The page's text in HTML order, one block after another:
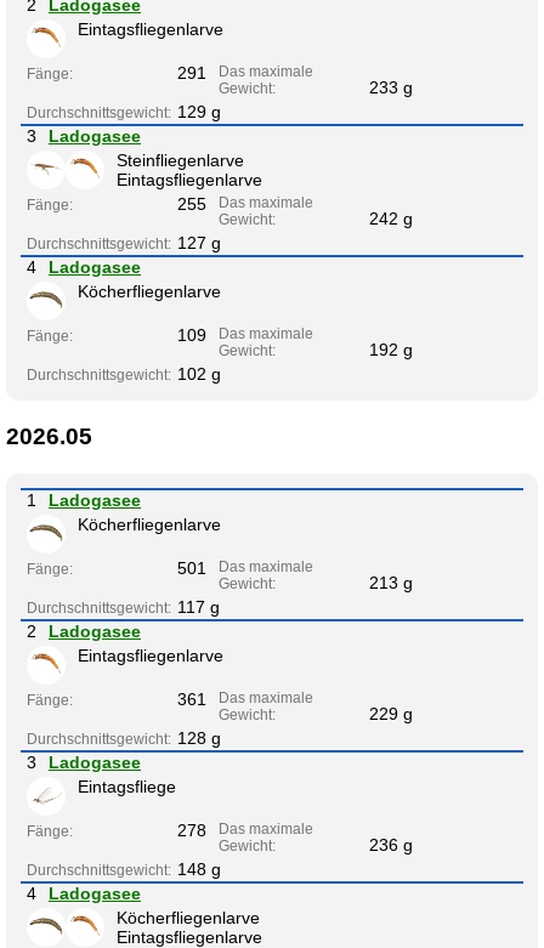
2
Ladogasee
Eintagsfliegenlarve
Fänge: 291
Das maximale
Gewicht:
233 g
Durchschnittsgewicht: 129 g
3
Ladogasee
Steinfliegenlarve
Eintagsfliegenlarve
Fänge: 255
Das maximale
Gewicht:
242 g
Durchschnittsgewicht: 127 g
4
Ladogasee
Köcherfliegenlarve
Fänge: 109
Das maximale
Gewicht:
192 g
Durchschnittsgewicht: 102 g
2026.05
1
Ladogasee
Köcherfliegenlarve
Fänge: 501
Das maximale
Gewicht:
213 g
Durchschnittsgewicht: 117 g
2
Ladogasee
Eintagsfliegenlarve
Fänge: 361
Das maximale
Gewicht:
229 g
Durchschnittsgewicht: 128 g
3
Ladogasee
Eintagsfliege
Fänge: 278
Das maximale
Gewicht:
236 g
Durchschnittsgewicht: 148 g
4
Ladogasee
Köcherfliegenlarve
Eintagsfliegenlarve